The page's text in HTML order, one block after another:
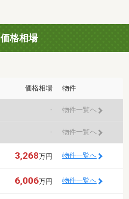
価格相場
価格相場 物件
- 物件一覧へ
- 物件一覧へ
3,268万円 物件一覧へ
6,006万円 物件一覧へ